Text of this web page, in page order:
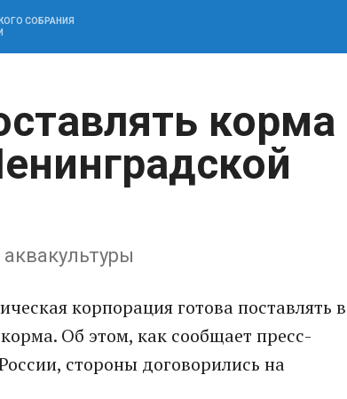
СОБРАНИЯ
корма
корпорация готова поставлять в
Об этом, как сообщает пресс-
стороны договорились на